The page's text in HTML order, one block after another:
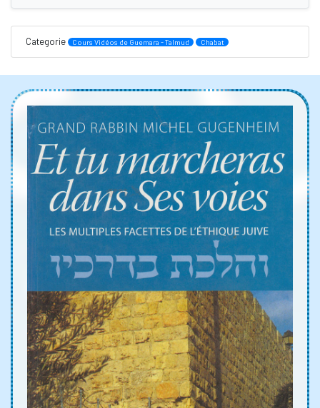
Categorie Cours Vidéos de Guemara - Talmud Chabat